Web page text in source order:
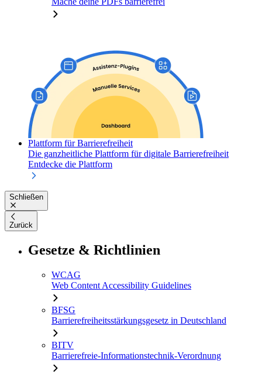
Plattform für Barrierefreiheit
Die ganzheitliche Plattform für digitale Barrierefreiheit
Entdecke die Plattform
Schließen
Zurück
Gesetze & Richtlinien
WCAG
Web Content Accessibility Guidelines
BFSG
Barrierefreiheitsstärkungsgesetz in Deutschland
BITV
Barrierefreie-Informationstechnik-Verordnung